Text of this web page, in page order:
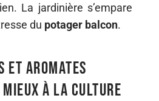
La jardinière s’empare
du potager balcon.
et aromates
à la culture